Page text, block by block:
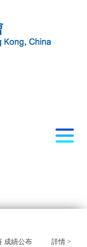
成績公布 詳情 >